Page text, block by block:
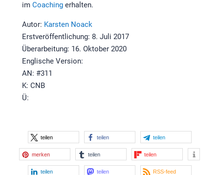
im Coachingerhalten.
Autor: Karsten Noack
Erstveröffentlichung: 8. Juli 2017
Überarbeitung: 16. Oktober 2020
Englische Version:
AN: #311
K: CNB
Ü:
teilen teilen teilen
merken teilen teilen
teilen teilen RSS-feed